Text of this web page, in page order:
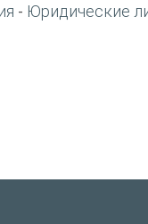
- Юридические